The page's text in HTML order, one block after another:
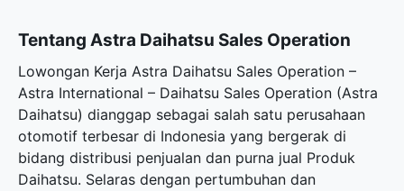
Tentang Astra Daihatsu Sales Operation
Lowongan Kerja Astra Daihatsu Sales Operation –
Astra International – Daihatsu Sales Operation (Astra
Daihatsu) dianggap sebagai salah satu perusahaan
otomotif terbesar di Indonesia yang bergerak di
bidang distribusi penjualan dan purna jual Produk
Daihatsu. Selaras dengan pertumbuhan dan